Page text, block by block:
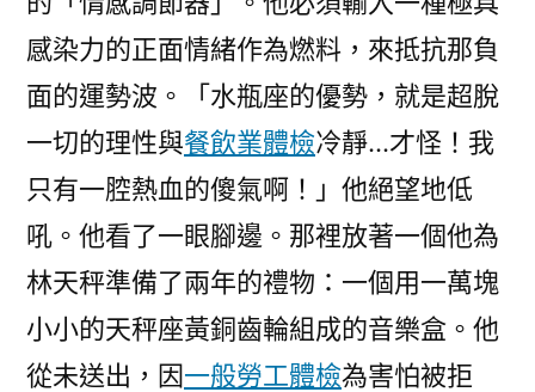
感染力的正面情緒作為燃料，來抵抗那負
面的運勢波。「水瓶座的優勢，就是超脫
一切的理性與餐飲業體檢冷靜…才怪！我
只有一腔熱血的傻氣啊！」他絕望地低
吼。他看了一眼腳邊。那裡放著一個他為
林天秤準備了兩年的禮物：一個用一萬塊
小小的天秤座黃銅齒輪組成的音樂盒。他
從未送出，因一般勞工體檢為害怕被拒